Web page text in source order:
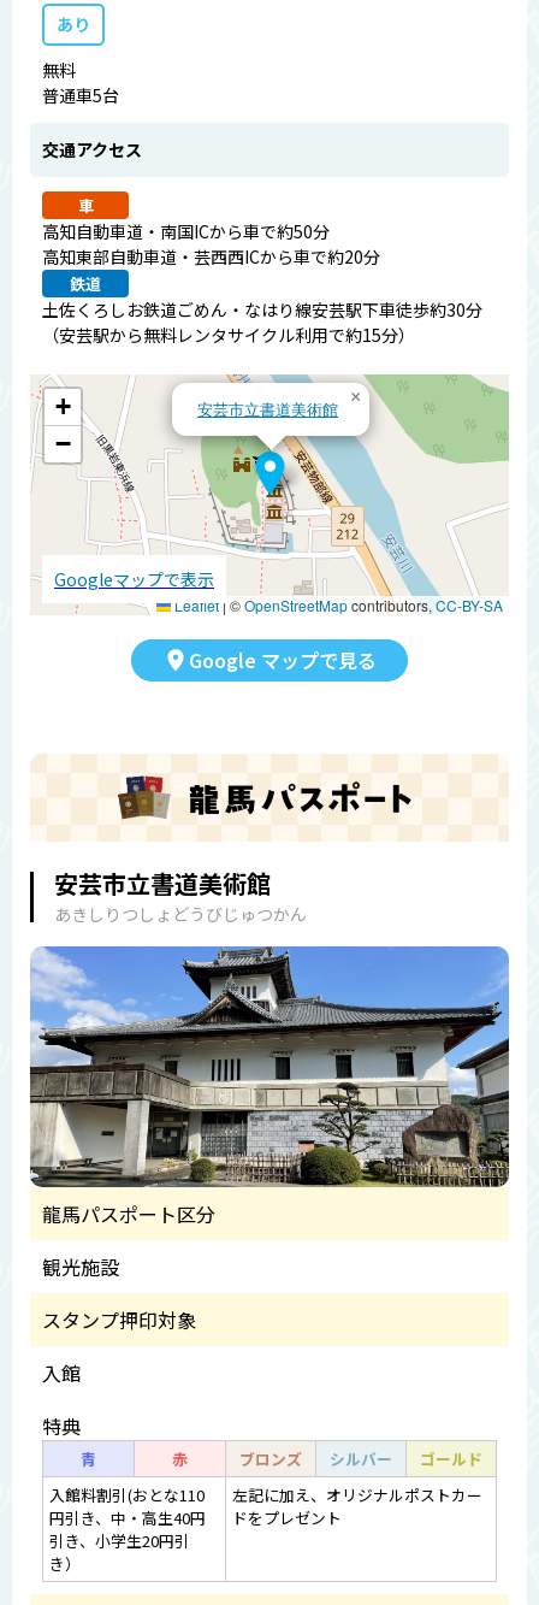
あり
無料
普通車5台
交通アクセス
車
高知自動車道・南国ICから車で約50分
高知東部自動車道・芸西西ICから車で約20分
鉄道
土佐くろしお鉄道ごめん・なはり線安芸駅下車徒歩約30分
（安芸駅から無料レンタサイクル利用で約15分）
安芸市立書道美術館
×
+
−
Leaflet | ©OpenStreetMapcontributors, CC-BY-SA
Googleマップで表示
Google マップで見る
安芸市立書道美術館
あきしりつしょどうびじゅつかん
龍馬パスポート区分
観光施設
スタンプ押印対象
入館
特典
青 赤 ブロンズ シルバー
ゴールド
入館料割引(おとな110
円引き、中・高生40円
引き、小学生20円引
き）
左記に加え、オリジナルポストカー
ドをプレゼント